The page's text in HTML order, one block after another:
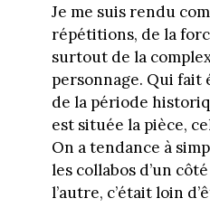
Je me suis rendu
répétitions, de la
surtout de la
personnage. Qui fait
de la période
est située la pièce,
On a tendance à
les collabos d’un
l’autre, c’était loin